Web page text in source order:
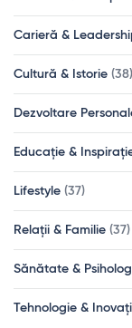
Carieră &
Cultură & Istorie (38)
Dezvoltare
Educație &
Lifestyle (37)
Relații & Familie (37)
Sănătate &
Tehnologie &